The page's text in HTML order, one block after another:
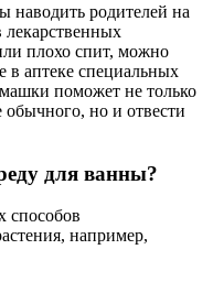
наводить родителей на
плохо спит, можно
в аптеке специальных
поможет не только
обычного, но и отвести
для ванны?
способов
например,